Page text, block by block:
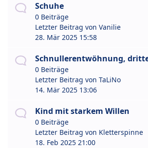
Schuhe
0 Beiträge
Letzter Beitrag von Vanilie
28. Mär 2025 15:58
Schnullerentwöhnung,
0 Beiträge
Letzter Beitrag von TaLiNo
14. Mär 2025 13:06
Kind mit starkem Willen
0 Beiträge
Letzter Beitrag von Kletterspinne
18. Feb 2025 21:00